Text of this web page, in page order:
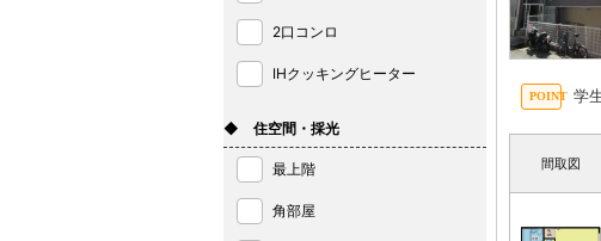
学
間取図
2口コンロ
IHクッキングヒーター
◆ 住空間・採光
最上階
角部屋